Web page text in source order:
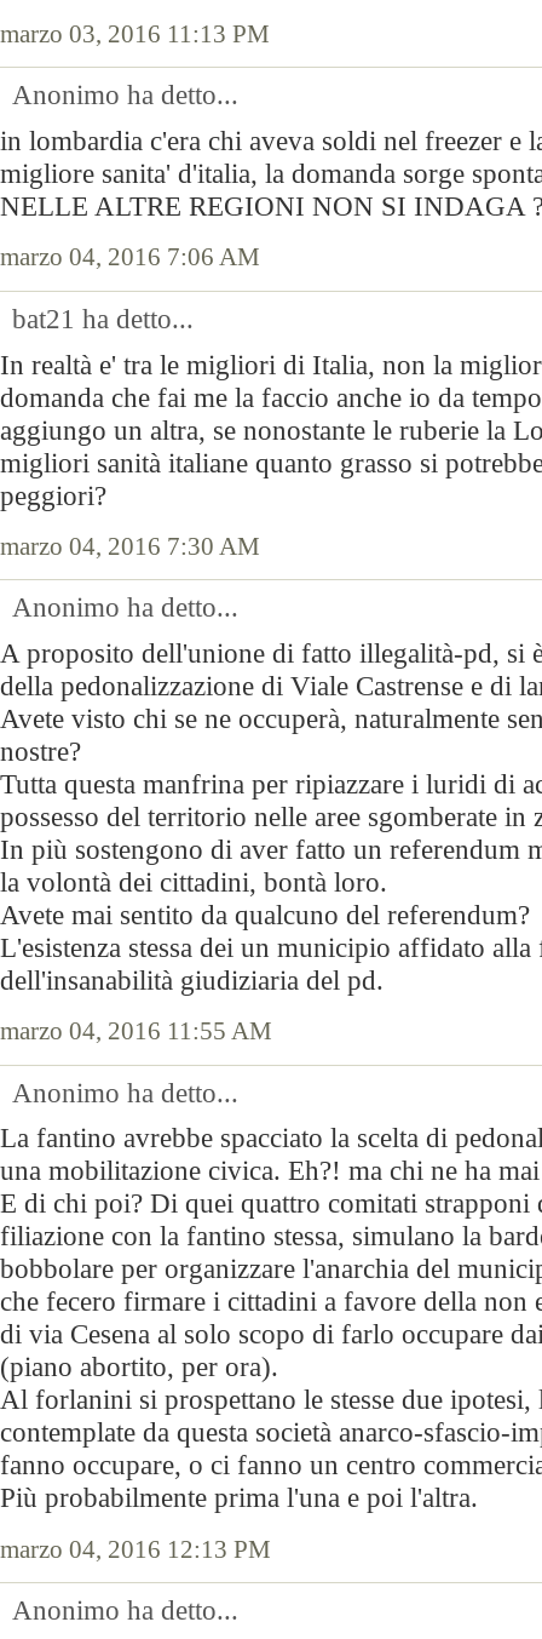
marzo 03, 2016 11:13 PM
Anonimo ha detto...
in lombardia c'era chi aveva soldi nel freezer e
migliore sanita' d'italia, la domanda sorge
NELLE ALTRE REGIONI NON SI INDAGA
marzo 04, 2016 7:06 AM
bat21 ha detto...
In realtà e' tra le migliori di Italia, non la
domanda che fai me la faccio anche io da
aggiungo un altra, se nonostante le ruberie la
migliori sanità italiane quanto grasso si
peggiori?
marzo 04, 2016 7:30 AM
Anonimo ha detto...
A proposito dell'unione di fatto illegalità-pd, si
della pedonalizzazione di Viale Castrense e di
Avete visto chi se ne occuperà, naturalmente
nostre?
Tutta questa manfrina per ripiazzare i luridi di
possesso del territorio nelle aree sgomberate in
In più sostengono di aver fatto un referendum
la volontà dei cittadini, bontà loro.
Avete mai sentito da qualcuno del referendum?
L'esistenza stessa dei un municipio affidato
dell'insanabilità giudiziaria del pd.
marzo 04, 2016 11:55 AM
Anonimo ha detto...
La fantino avrebbe spacciato la scelta di
una mobilitazione civica. Eh?! ma chi ne ha
E di chi poi? Di quei quattro comitati strapponi
filiazione con la fantino stessa, simulano la
bobbolare per organizzare l'anarchia del
che fecero firmare i cittadini a favore della non
di via Cesena al solo scopo di farlo occupare
(piano abortito, per ora).
Al forlanini si prospettano le stesse due ipotesi,
contemplate da questa società anarco-sfascio-
fanno occupare, o ci fanno un centro
Più probabilmente prima l'una e poi l'altra.
marzo 04, 2016 12:13 PM
Anonimo ha detto...